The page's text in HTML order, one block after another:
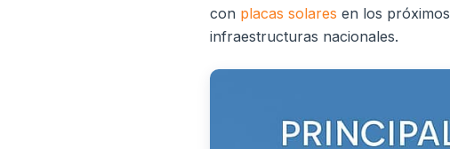
con placas solares en los
infraestructuras nacionales.